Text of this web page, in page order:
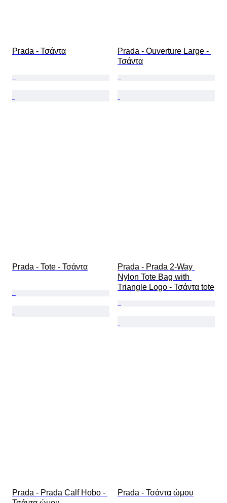
Prada - Τσάντα
Prada - Ouverture Large -
Τσάντα
Prada - Tote - Τσάντα
Prada - Prada 2-Way
Nylon Tote Bag with
Triangle Logo - Τσάντα tote
Prada - Prada Calf Hobo -
Prada - Τσάντα ώμου